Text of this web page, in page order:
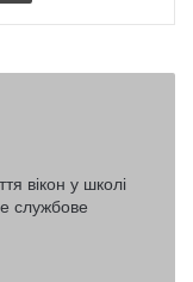
вікон у школі
службове